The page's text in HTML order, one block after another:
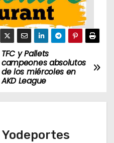
TFC y Pallets
campeones absolutos
de los miércoles en
AKD League
Yodeportes